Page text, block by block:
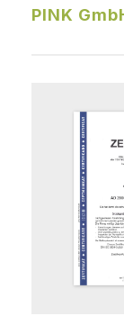
PINK